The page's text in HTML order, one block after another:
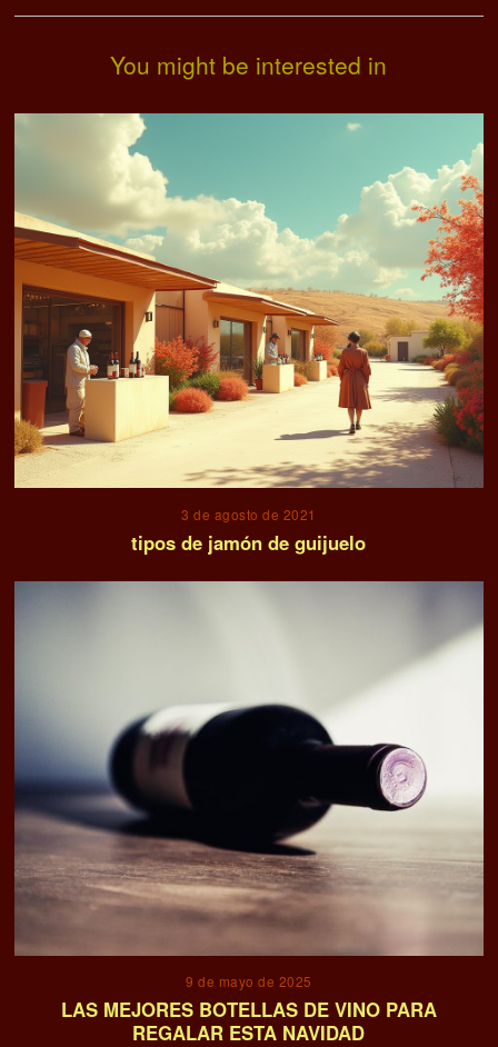
You might be interested in
3 de agosto de 2021
tipos de jamón de guijuelo
9 de mayo de 2025
LAS MEJORES BOTELLAS DE VINO PARA
REGALAR ESTA NAVIDAD